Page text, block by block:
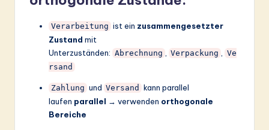
Verarbeitung ist ein zusammengesetzter
Zustand mit
Unterzuständen: Abrechnung Verpackung
Ve
rsand
Zahlung und Versand kann parallel
laufen parallel → verwenden orthogonale
Bereiche